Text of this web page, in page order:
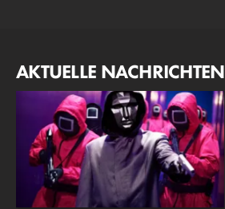
AKTUELLE NACHRICHTEN
SQUID GAME